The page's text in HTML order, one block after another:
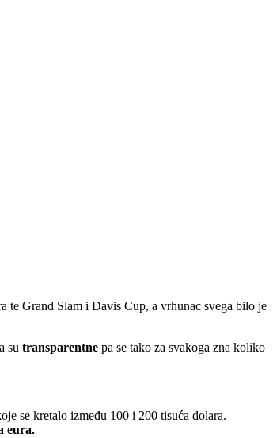
te Grand Slam i Davis Cup, a vrhunac svega bilo je
su transparentne pa se tako za svakoga zna koliko
se kretalo između 100 i 200 tisuća dolara.
eura.